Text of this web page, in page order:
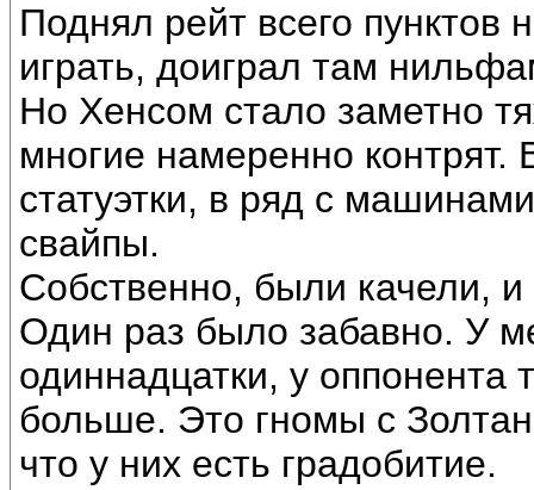
Поднял рейт всего
играть, доиграл там
Но Хенсом стало заметно
многие намеренно
статуэтки, в ряд с
свайпы.
Собственно, были качели,
Один раз было забавно. У
одиннадцатки, у оппонента
больше. Это гномы с
что у них есть градобитие.